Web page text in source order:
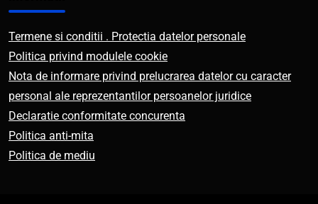
Termene si conditii . Protectia datelor personale
Politica privind modulele cookie
Nota de informare privind prelucrarea datelor cu caracter
personal ale reprezentantilor persoanelor juridice
Declaratie conformitate concurenta
Politica anti-mita
Politica de mediu